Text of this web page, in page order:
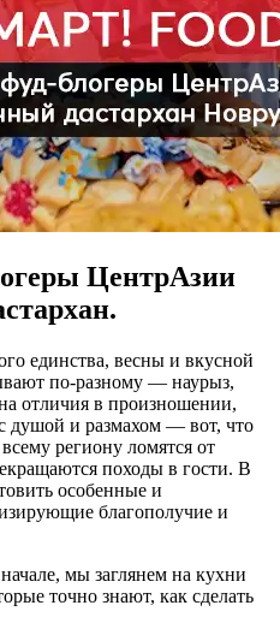
ЦентрАзии
единства, весны и вкусной
по-разному — наурыз,
отличия в произношении,
душой и размахом — вот, что
региону ломятся от
походы в гости. В
особенные и
благополучие и
мы заглянем на кухни
точно знают, как сделать